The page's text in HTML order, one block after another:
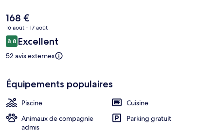
remous privé en plein air et d'une cuisine.
Le
prix
actuel
est
168 €.
168 €
16 août - 17 août
Avis
voyageurs
8,88,8 sur 10
Excellent
52 avis externes
Équipements populaires
Piscine
Cuisine
Animaux de compagnie
admis
Parking gratuit